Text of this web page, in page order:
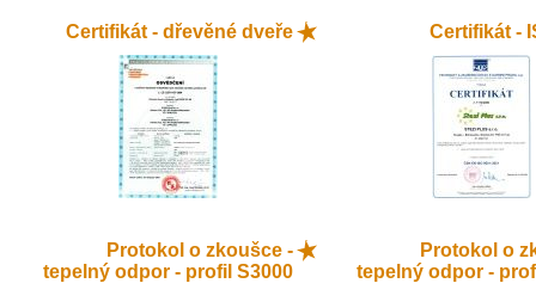
Certifikát - dřevěné dveře Certifikát -
Protokol o zkoušce -
tepelný odpor - profil S3000
Protokol o
tepelný odpor -